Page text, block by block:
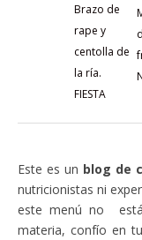
Brazo de
rape y
centolla de
la ría.
FIESTA
Este es un blog de
nutricionistas ni
este menú no
materia, confío en